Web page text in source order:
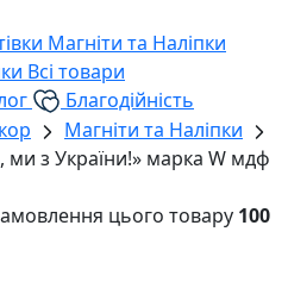
Магніти та Наліпки
Всі товари
Благодійність
Магніти та Наліпки
ми з України!» марка W мдф
цього товару 100